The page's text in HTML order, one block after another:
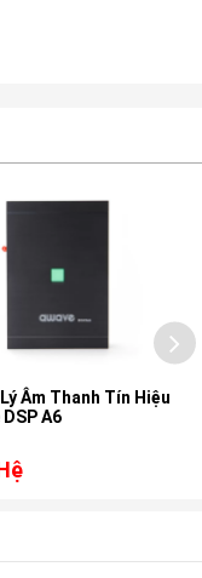
Âm Thanh Tín Hiệu
A6